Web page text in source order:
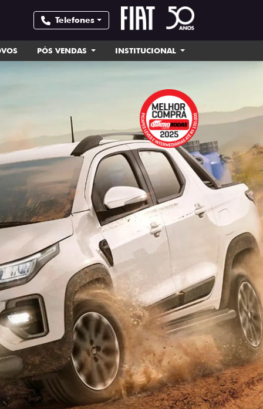
Telefones
PÓS VENDAS INSTITUCIONAL